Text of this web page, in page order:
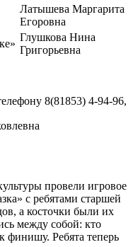
Латышева Маргарита
Егоровна
Глушкова Нина
Григорьевна
8(81853) 4-94-96,
провели игровое
с ребятами старшей
а косточки были их
между собой: кто
финишу. Ребята теперь